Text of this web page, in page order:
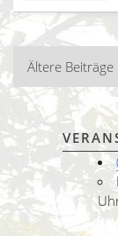
Ältere Beiträge